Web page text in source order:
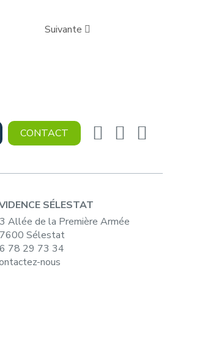
Suivante
CONTACT
SÉLESTAT
Allée de la Première Armée
Sélestat
78 29 73 34
nous